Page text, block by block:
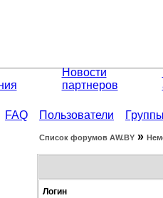
Новости
партнеров
FAQ Пользователи
Список форумов АW.BY »
Логин